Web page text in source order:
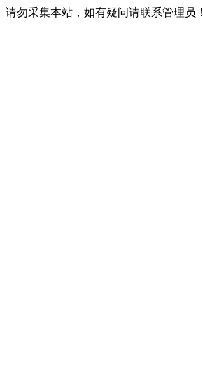
请勿采集本站，如有疑问请联系管理员！